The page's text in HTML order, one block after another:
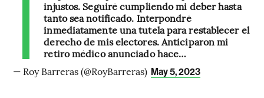
injustos. Seguiré cumpliendo mi deber hasta
tanto sea notificado. Interpondré
inmediatamente una tutela para restablecer el
derecho de mis electores. Anticiparon mi
retiro médico anunciado hace…
— Roy Barreras (@RoyBarreras) May 5, 2023